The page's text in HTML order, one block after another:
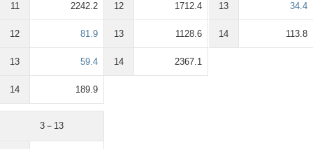
11 2242.2
12 81.9
13 59.4
14 189.9
12 1712.4
13 1128.6
14 2367.1
13 34.4
14 113.8
3－13